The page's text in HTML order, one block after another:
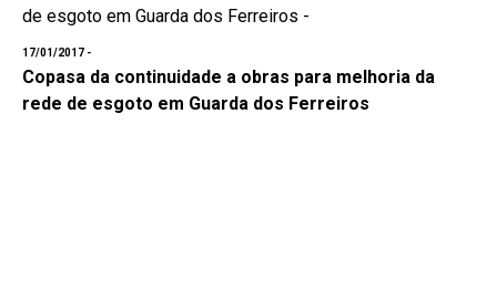
17/01/2017 -
Copasa da continuidade a obras para melhoria da
rede de esgoto em Guarda dos Ferreiros